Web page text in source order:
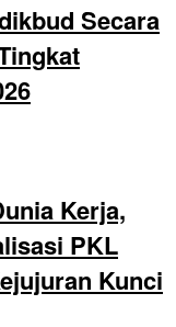
Secara
Kerja,
PKL
Kunci